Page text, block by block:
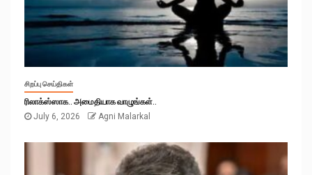
சிறப்பு செய்திகள்
ரிலாக்ஸ்ஸாக.. அமைதியாக வாழுங்கள்..
July 6, 2026
Agni Malarkal